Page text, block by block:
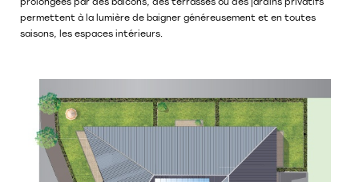
permettent à la lumière de baigner généreusement et en toutes
saisons, les espaces intérieurs.